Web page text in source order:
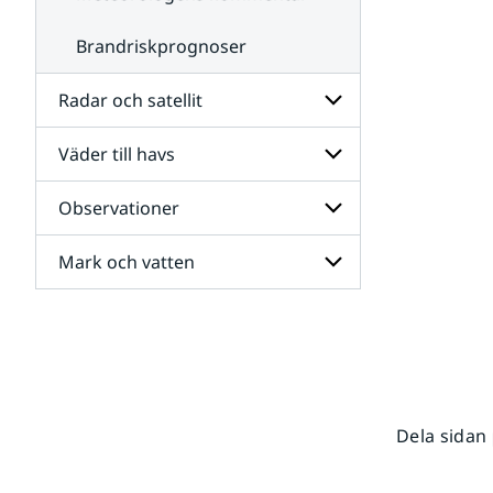
Brandriskprognoser
Radar och satellit
Undersidor
för
Radar
och
satellit
Väder till havs
Undersidor
för
Väder
till
havs
Observationer
Undersidor
för
Mark och vatten
Dela sidan